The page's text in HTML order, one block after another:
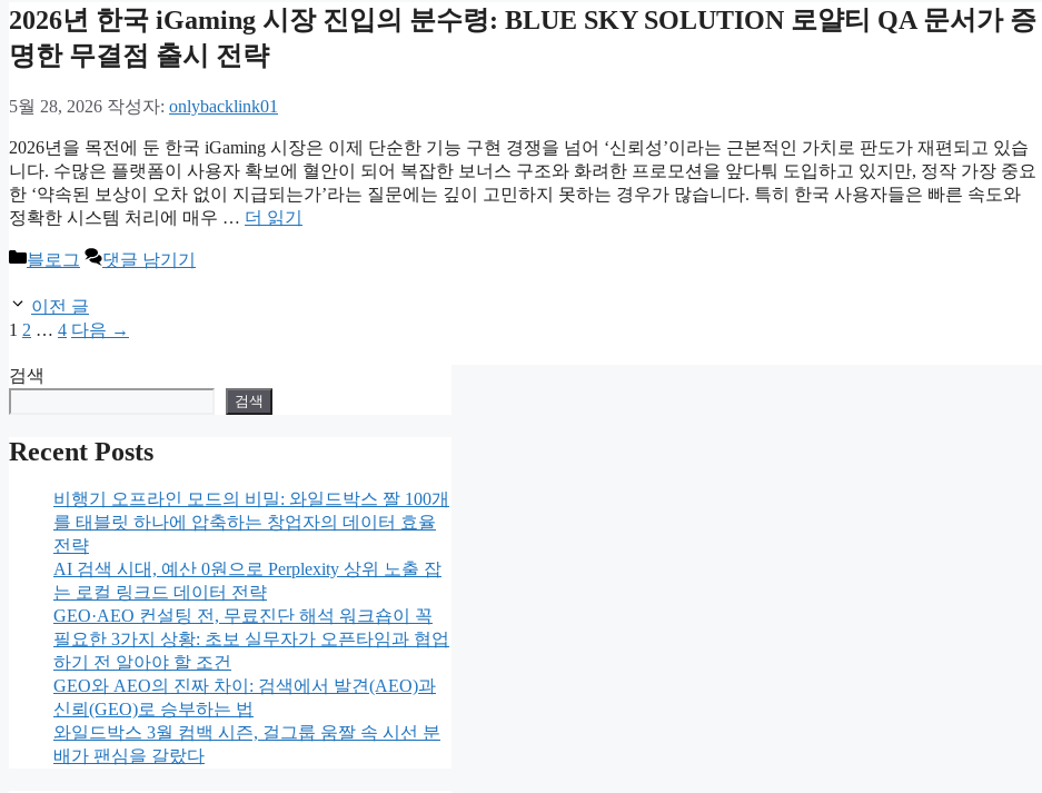
고
리
2026년 한국 iGaming 시장 진입의 분수령: BLUE SKY SOLUTION 로얄티 QA 문서가 증
명한 무결점 출시 전략
5월 28, 2026 작성자: onlybacklink01
2026년을 목전에 둔 한국 iGaming 시장은 이제 단순한 기능 구현 경쟁을 넘어 ‘신뢰성’이라는 근본적인 가치로 판도가 재편되고 있습
니다. 수많은 플랫폼이 사용자 확보에 혈안이 되어 복잡한 보너스 구조와 화려한 프로모션을 앞다퉈 도입하고 있지만, 정작 가장 중요
한 ‘약속된 보상이 오차 없이 지급되는가’라는 질문에는 깊이 고민하지 못하는 경우가 많습니다. 특히 한국 사용자들은 빠른 속도와
정확한 시스템 처리에 매우 … 더 읽기
카
고
리
블로그 댓글 남기기
이전 글
페
지
1 페
지
2 … 페
4 다음 →
검색
검색
Recent Posts
비행기 오프라인 모드의 비밀: 와일드박스 짤 100개
를 태블릿 하나에 압축하는 창업자의 데이터 효율
전략
AI 검색 시대, 예산 0원으로 Perplexity 상위 노출 잡
는 로컬 링크드 데이터 전략
GEO·AEO 컨설팅 전, 무료진단 해석 워크숍이 꼭
필요한 3가지 상황: 초보 실무자가 오픈타임과 협업
하기 전 알아야 할 조건
GEO와 AEO의 진짜 차이: 검색에서 발견(AEO)과
신뢰(GEO)로 승부하는 법
와일드박스 3월 컴백 시즌, 걸그룹 움짤 속 시선 분
배가 팬심을 갈랐다